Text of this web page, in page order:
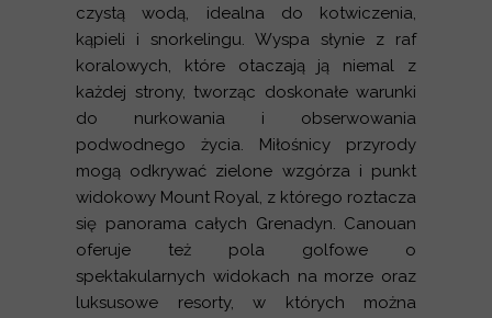
czystą wodą, idealna do kotwiczenia,
kąpieli i snorkelingu. Wyspa słynie z raf
koralowych, które otaczają ją niemal z
każdej strony, tworząc doskonałe warunki
do nurkowania i obserwowania
podwodnego życia. Miłośnicy przyrody
mogą odkrywać zielone wzgórza i punkt
widokowy Mount Royal, z którego roztacza
się panorama całych Grenadyn. Canouan
oferuje też pola golfowe o
spektakularnych widokach na morze oraz
luksusowe resorty, w których można